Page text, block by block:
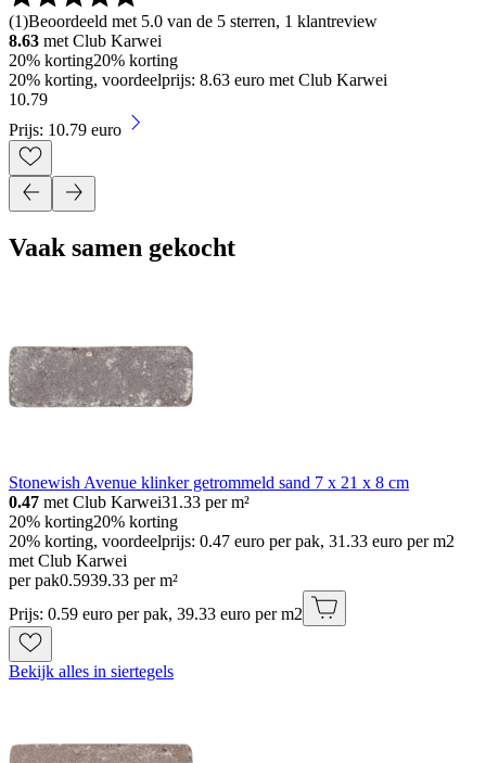
(1)Beoordeeld met 5.0 van de 5 sterren, 1 klantreview
8.63 met Club Karwei
20% korting20% korting
20% korting, voordeelprijs: 8.63 euro met Club Karwei
10.79
Prijs: 10.79 euro
Vaak samen gekocht
Stonewish Avenue klinker getrommeld sand 7 x 21 x 8 cm
0.47 met Club Karwei31.33 per m²
20% korting20% korting
20% korting, voordeelprijs: 0.47 euro per pak, 31.33 euro per m2
met Club Karwei
per pak0.5939.33 per m²
Prijs: 0.59 euro per pak, 39.33 euro per m2
Bekijk alles in siertegels